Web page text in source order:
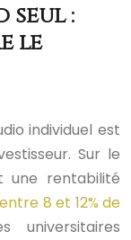
:
le
individuel est
Sur le
une rentabilité
entre 8 et 12% de
universitaires